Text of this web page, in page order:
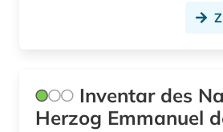
kolonialismus (2)
Inventar des
Herzog Emmanuel